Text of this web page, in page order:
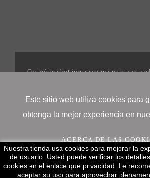
Nuestra tienda usa cookies para mejorar la
de usuario. Usted puede verificar los
cookies en el enlace que privacidad. Le
aceptar su uso para aprovechar
Cosmética botánica vegana para una
Este sitio web utiliza cookies para
obtenga la mejor experiencia en
ACERCA DE LAS
¡OK!